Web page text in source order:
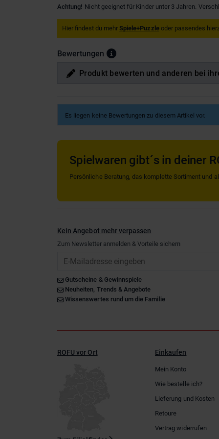
Achtung! Nicht geeignet für Kinder unter 3 Jahren.
Hier findest du mehr Spiele+Puzzleoder passendes
Bewertungen
Produkt bewerten und anderen bei
Es liegen keine Bewertungen zu diesem Artikel vor.
Spielwaren gibt´s in deiner
Persönliche Beratung, das komplette Sortiment und
Kein Angebot mehr verpassen
Zum Newsletter anmelden & Vorteile sichern
Gutscheine & Gewinnspiele
Neuheiten, Trends & Angebote
Wissenswertes rund um die Familie
ROFU vor Ort Einkaufen
Mein Konto
Wie bestelle ich?
Lieferung und Kosten
Retoure
Vertrag widerrufen